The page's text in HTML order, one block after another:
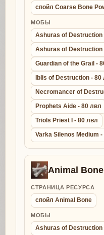
спойл Coarse Bone
МОБЫ
Ashuras of Destruction
Ashuras of Destruction
Guardian of the Grail -
Iblis of Destruction - 80
Necromancer of
Prophets Aide - 80 лвл
Triols Priest I - 80 лвл
Varka Silenos Medium -
Animal Bone
СТРАНИЦА РЕСУРСА
спойл Animal Bone
МОБЫ
Ashuras of Destruction